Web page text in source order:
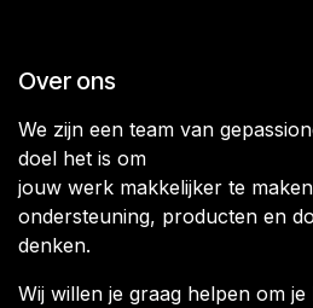
Over ons
We zijn een team van
doel het is om
jouw werk makkelijker te
ondersteuning, producten en
denken.
Wij willen je graag helpen om